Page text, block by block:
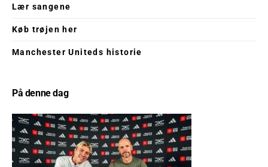
Lær sangene
Køb trøjen her
Manchester Uniteds historie
På denne dag